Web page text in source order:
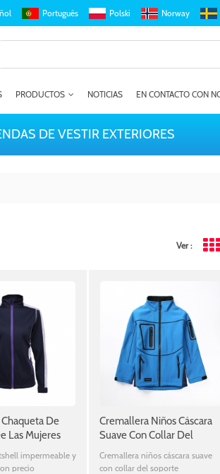
Português Polski Norway
PRODUCTOS NOTICIAS EN CONTACTO CON
DE VESTIR EXTERIORES
Ver :
De
Las Mujeres
impermeable y
precio
Cremallera Niños Cáscara
Suave Con Collar Del
Soporte
Cremallera niños cáscara suave
con collar del soporte